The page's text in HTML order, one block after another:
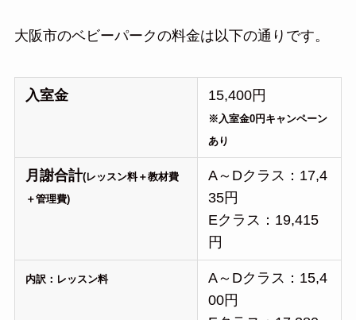
大阪市のベビーパークの料金は以下の通りです。
入室金 15,400円
※入室金0円キャンペーン
あり
月謝合計(レッスン料＋教材費
＋管理費)
A～Dクラス：17,4
35円
Eクラス：19,415
円
内訳：レッスン料
A～Dクラス：15,4
00円